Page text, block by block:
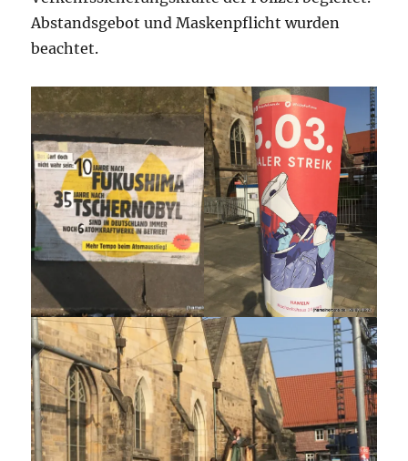
Abstandsgebot und Maskenpflicht wurden
beachtet.